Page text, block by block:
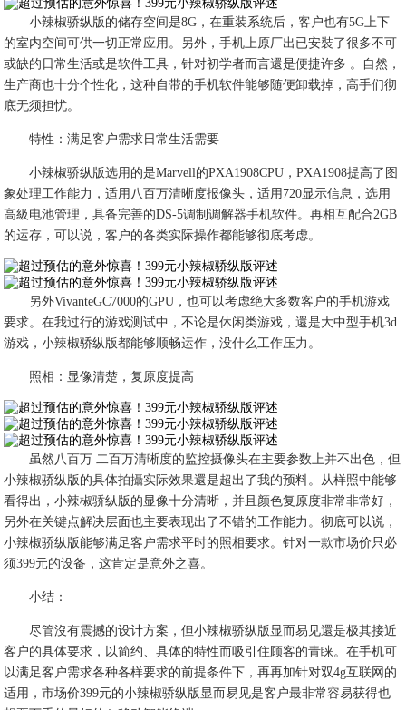
小辣椒骄纵版的储存空间是8G，在重装系统后，客户也有5G上下
的室内空间可供一切正常应用。另外，手机上原厂出已安裝了很多不可
或缺的日常生活或是软件工具，针对初学者而言還是便捷许多 。自然，
生产商也十分个性化，这种自带的手机软件能够随便卸载掉，高手们彻
底无须担忧。
特性：满足客户需求日常生活需要
小辣椒骄纵版选用的是Marvell的PXA1908CPU，PXA1908提高了图
象处理工作能力，适用八百万清晰度报像头，适用720显示信息，选用
高級电池管理，具备完善的DS-5调制调解器手机软件。再相互配合2GB
的运存，可以说，客户的各类实际操作都能够彻底考虑。
另外VivanteGC7000的GPU，也可以考虑绝大多数客户的手机游戏
要求。在我过行的游戏测试中，不论是休闲类游戏，還是大中型手机3d
游戏，小辣椒骄纵版都能够顺畅运作，没什么工作压力。
照相：显像清楚，复原度提高
虽然八百万 二百万清晰度的监控摄像头在主要参数上并不出色，但
小辣椒骄纵版的具体拍攝实际效果還是超出了我的预料。从样照中能够
看得出，小辣椒骄纵版的显像十分清晰，并且颜色复原度非常非常好，
另外在关键点解决层面也主要表现出了不错的工作能力。彻底可以说，
小辣椒骄纵版能够满足客户需求平时的照相要求。针对一款市场价只必
须399元的设备，这肯定是意外之喜。
小结：
尽管沒有震撼的设计方案，但小辣椒骄纵版显而易见還是极其接近
客户的具体要求，以简约、具体的特性而吸引住顾客的青睐。在手机可
以满足客户需求各种各样要求的前提条件下，再再加针对双4g互联网的
适用，市场价399元的小辣椒骄纵版显而易见是客户最非常容易获得也